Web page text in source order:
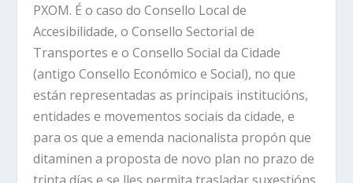
PXOM. É o caso do Consello Local de
Accesibilidade, o Consello Sectorial de
Transportes e o Consello Social da Cidade
(antigo Consello Económico e Social), no que
están representadas as principais institucións,
entidades e movementos sociais da cidade, e
para os que a emenda nacionalista propón que
ditaminen a proposta de novo plan no prazo de